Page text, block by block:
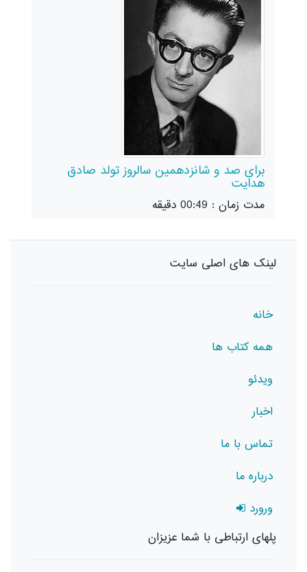
برای صد و شانزدهمین سالروز تولد صادق
هدایت
مدت زمان : 00:49 دقیقه
لینک های اصلی سایت
خانه
همه کتاب ها
ویدئو
اخبار
تماس با ما
درباره ما
ورورد
پلهای ارتباطی با شما عزیزان